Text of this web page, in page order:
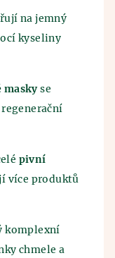
na jemný
kyseliny
maskyse
pivní
více produktů
komplexní
chmele a